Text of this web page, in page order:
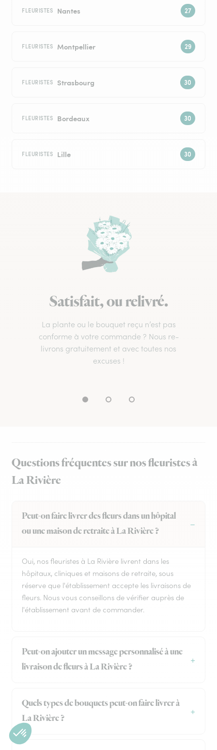
FLEURISTES Nantes
FLEURISTES Montpellier
FLEURISTES Strasbourg
FLEURISTES Bordeaux
FLEURISTES Lille
Satisfait, ou relivré.
La plante ou le bouquet reçu n’est pas
conforme à votre commande ? Nous re-
livrons gratuitement et avec toutes nos
excuses !
Questions fréquentes sur nos fleuristes à
La Rivière
Peut-on faire livrer des fleurs dans un hôpital
ou une maison de retraite à La Rivière ?
Oui, nos fleuristes à La Rivière livrent dans les
hôpitaux, cliniques et maisons de retraite, sous
réserve que l'établissement accepte les livraisons de
fleurs. Nous vous conseillons de vérifier auprès de
l'établissement avant de commander.
Peut-on ajouter un message personnalisé à une
livraison de fleurs à La Rivière ?
Quels types de bouquets peut-on faire livrer à
La Rivière ?